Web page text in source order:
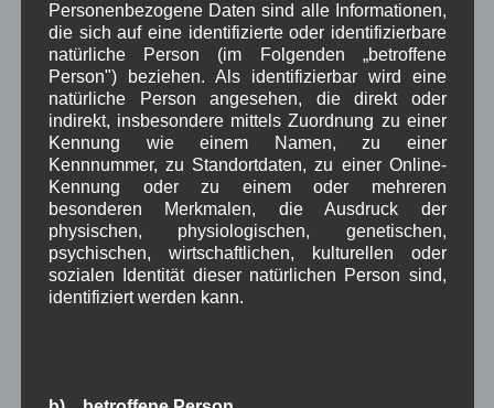
September 2024(8)
August 2024(2)
Juli 2024(9)
Juni 2024(4)
Mai 2024 (4)
April 2024(5)
März 2024(4)
Februar 2024
(4)
Januar 2024(5)
Dezember 2023
November 2023(5)
Oktober 2023(8)
September 2023(8)
Personenbezogene Daten sind alle Informationen,
die sich auf eine identifizierte oder identifizierbare
natürliche Person (im Folgenden „betroffene
Person") beziehen. Als identifizierbar wird eine
natürliche Person angesehen, die direkt oder
indirekt, insbesondere mittels Zuordnung zu einer
Kennung wie einem Namen, zu einer
Kennnummer, zu Standortdaten, zu einer Online-
Kennung oder zu einem oder mehreren
besonderen Merkmalen, die Ausdruck der
physischen, physiologischen, genetischen,
psychischen, wirtschaftlichen, kulturellen oder
sozialen Identität dieser natürlichen Person sind,
identifiziert werden kann.